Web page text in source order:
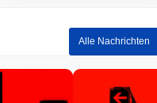
ESHARE in derAlle Nachrichten